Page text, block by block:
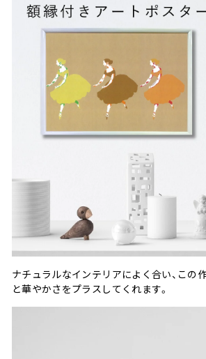
ナチュラルなインテリアによく合い、この
と華やかさをプラスしてくれます。